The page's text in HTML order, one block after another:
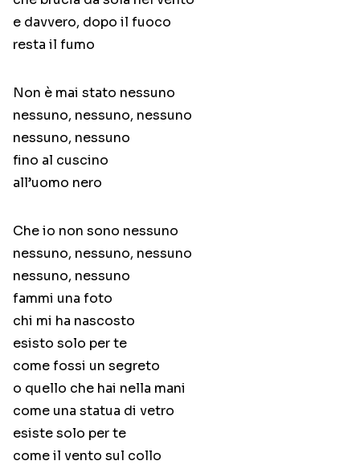
e davvero, dopo il fuoco
resta il fumo
Non è mai stato nessuno
nessuno, nessuno, nessuno
nessuno, nessuno
fino al cuscino
all’uomo nero
Che io non sono nessuno
nessuno, nessuno, nessuno
nessuno, nessuno
fammi una foto
chi mi ha nascosto
esisto solo per te
come fossi un segreto
o quello che hai nella mani
come una statua di vetro
esiste solo per te
come il vento sul collo